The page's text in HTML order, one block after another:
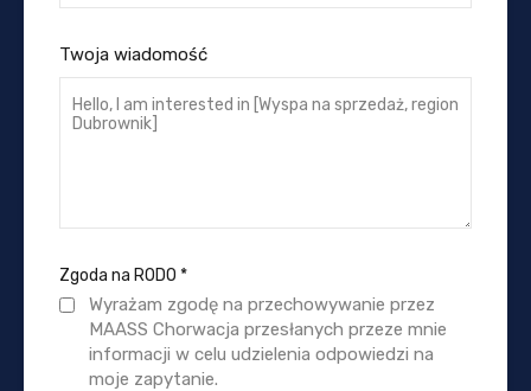
Twoja wiadomość
Zgoda na RODO *
Wyrażam zgodę na przechowywanie przez
MAASS Chorwacja przesłanych przeze mnie
informacji w celu udzielenia odpowiedzi na
moje zapytanie.